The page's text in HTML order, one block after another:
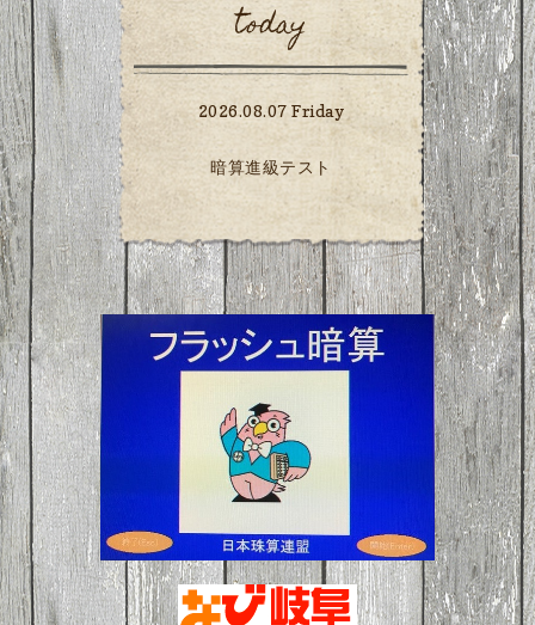
today
2026.08.07 Friday
暗算進級テスト